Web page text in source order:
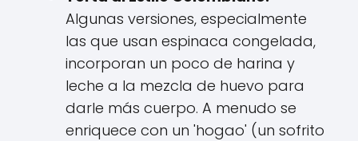
Algunas versiones, especialmente
las que usan espinaca congelada,
incorporan un poco de harina y
leche a la mezcla de huevo para
darle más cuerpo. A menudo se
enriquece con un 'hogao' (un sofrito